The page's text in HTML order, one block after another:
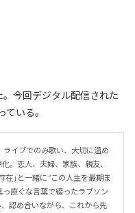
。今回デジタル配信された
ている。
イブでのみ歌い、大切に温め
。恋人、夫婦、家族、親友、
在」と一緒に “この人生を最期ま
直ぐな言葉で綴ったラブソン
認め合いながら、これから先